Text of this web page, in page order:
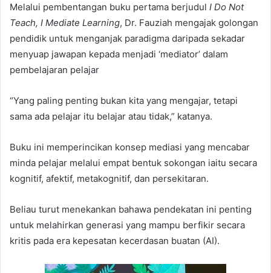
Melalui pembentangan buku pertama berjudul I Do Not
Teach, I Mediate Learning, Dr. Fauziah mengajak golongan
pendidik untuk menganjak paradigma daripada sekadar
menyuap jawapan kepada menjadi ‘mediator’ dalam
pembelajaran pelajar
“Yang paling penting bukan kita yang mengajar, tetapi
sama ada pelajar itu belajar atau tidak,” katanya.
Buku ini memperincikan konsep mediasi yang mencabar
minda pelajar melalui empat bentuk sokongan iaitu secara
kognitif, afektif, metakognitif, dan persekitaran.
Beliau turut menekankan bahawa pendekatan ini penting
untuk melahirkan generasi yang mampu berfikir secara
kritis pada era kepesatan kecerdasan buatan (AI).